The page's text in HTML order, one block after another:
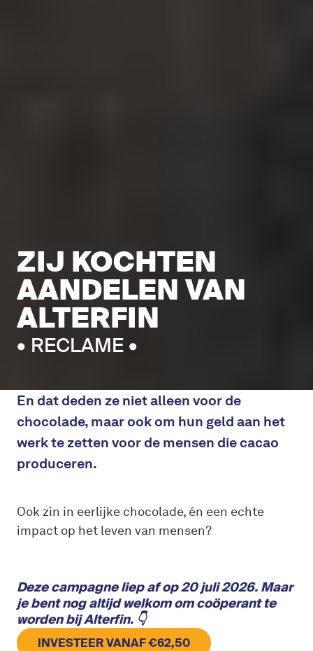
ZIJ KOCHTEN
AANDELEN VAN
ALTERFIN
• RECLAME •
En dat deden ze niet alleen voor de
chocolade, maar ook om hun geld aan het
werk te zetten voor de mensen die cacao
produceren.
Ook zin in eerlijke chocolade, én een echte
impact op het leven van mensen?
Deze campagne liep af op 20 juli 2026. Maar
je bent nog altijd welkom om coöperant te
worden bij Alterfin. 👇
INVESTEER VANAF €62,50